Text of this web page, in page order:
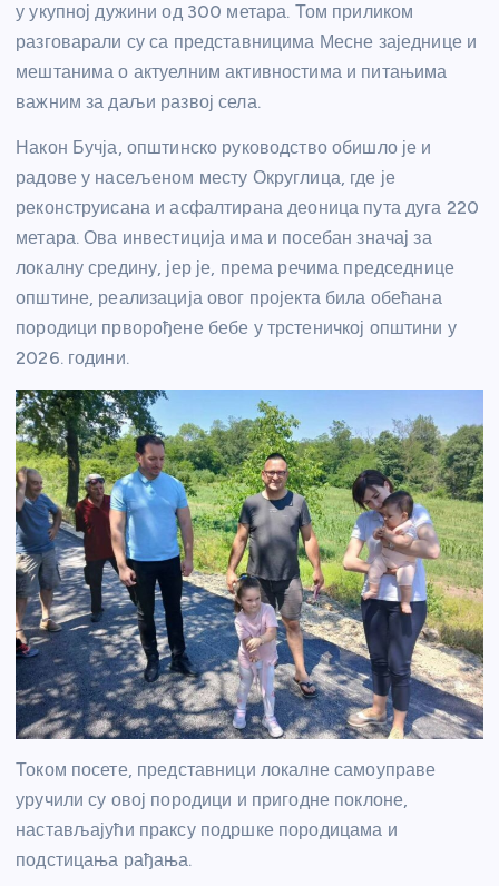
у укупној дужини од 300 метара. Том приликом
разговарали су са представницима Месне заједнице и
мештанима о актуелним активностима и питањима
важним за даљи развој села.
Након Бучја, општинско руководство обишло је и
радове у насељеном месту Округлица, где је
реконструисана и асфалтирана деоница пута дуга 220
метара. Ова инвестиција има и посебан значај за
локалну средину, јер је, према речима председнице
општине, реализација овог пројекта била обећана
породици прворођене бебе у трстеничкој општини у
2026. години.
Током посете, представници локалне самоуправе
уручили су овој породици и пригодне поклоне,
настављајући праксу подршке породицама и
подстицања рађања.